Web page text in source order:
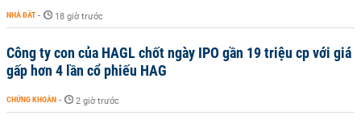
NHÀ ĐẤT - 18 giờ trước
Công ty con của HAGL chốt ngày IPO gần 19 triệu cp với giá
gấp hơn 4 lần cổ phiếu HAG
CHỨNG KHOÁN - 2 giờ trước